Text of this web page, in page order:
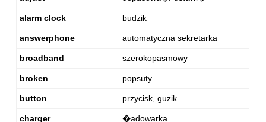
alarm clock budzik
answerphone automatyczna sekretarka
broadband szerokopasmowy
broken popsuty
button przycisk, guzik
charger �adowarka